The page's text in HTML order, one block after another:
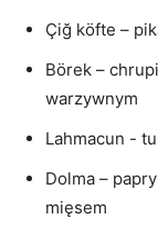
Çiğ köfte –
Börek –
warzywnym
Lahmacun ⁤-
Dolma –
mięsem